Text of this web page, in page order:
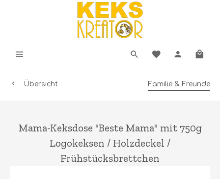
Übersicht Familie & Freunde
Mama-Keksdose "Beste Mama" mit 750g
Logokeksen / Holzdeckel /
Frühstücksbrettchen